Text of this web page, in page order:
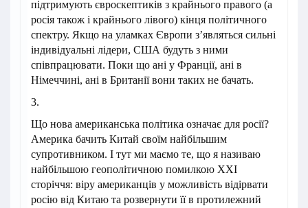
підтримують євроскептиків з крайнього правого (а
росія також і крайнього лівого) кінця політичного
спектру. Якщо на уламках Європи з’являться сильні
індивідуальні лідери, США будуть з ними
співпрацювати. Поки що ані у Франції, ані в
Німеччині, ані в Британії вони таких не бачать.
3.
Що нова американська політика означає для росії?
Америка бачить Китай своїм найбільшим
супротивником. І тут ми маємо те, що я називаю
найбільшою геополітичною помилкою ХХІ
сторіччя: віру американців у можливість відірвати
росію від Китаю та розвернути її в протилежний